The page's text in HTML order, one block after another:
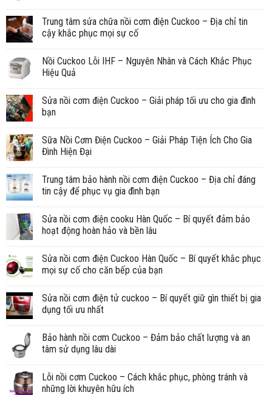
Trung tâm sửa chữa nồi cơm điện Cuckoo – Địa chỉ tin
cậy khắc phục mọi sự cố
Nồi Cuckoo Lỗi IHF – Nguyên Nhân và Cách Khắc Phục
Hiệu Quả
Sửa nồi cơm điện Cuckoo – Giải pháp tối ưu cho gia đình
bạn
Sữa Nồi Cơm Điện Cuckoo – Giải Pháp Tiện Ích Cho Gia
Đình Hiện Đại
Trung tâm bảo hành nồi cơm điện Cuckoo – Địa chỉ đáng
tin cậy để phục vụ gia đình bạn
Sửa nồi cơm điện cooku Hàn Quốc – Bí quyết đảm bảo
hoạt động hoàn hảo và bền lâu
Sửa nồi cơm điện Cuckoo Hàn Quốc – Bí quyết khắc phục
mọi sự cố cho căn bếp của bạn
Sửa nồi cơm điện tử cuckoo – Bí quyết giữ gìn thiết bị gia
dụng tối ưu nhất
Bảo hành nồi cơm Cuckoo – Đảm bảo chất lượng và an
tâm sử dụng lâu dài
Lỗi nồi cơm Cuckoo – Cách khắc phục, phòng tránh và
những lời khuyên hữu ích